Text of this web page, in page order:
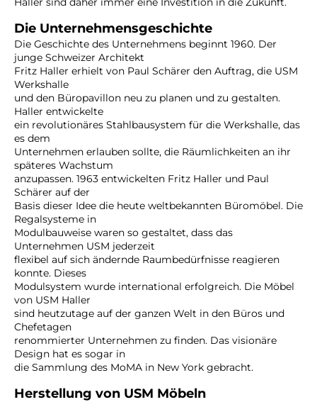
Die Unternehmensgeschichte
Die Geschichte des Unternehmens beginnt 1960. Der
junge Schweizer Architekt
Fritz Haller erhielt von Paul Schärer den Auftrag, die USM
Werkshalle
und den Büropavillon neu zu planen und zu gestalten.
Haller entwickelte
ein revolutionäres Stahlbausystem für die Werkshalle, das
es dem
Unternehmen erlauben sollte, die Räumlichkeiten an ihr
späteres Wachstum
anzupassen. 1963 entwickelten Fritz Haller und Paul
Schärer auf der
Basis dieser Idee die heute weltbekannten Büromöbel. Die
Regalsysteme in
Modulbauweise waren so gestaltet, dass das
Unternehmen USM jederzeit
flexibel auf sich ändernde Raumbedürfnisse reagieren
konnte. Dieses
Modulsystem wurde international erfolgreich. Die Möbel
von USM Haller
sind heutzutage auf der ganzen Welt in den Büros und
Chefetagen
renommierter Unternehmen zu finden. Das visionäre
Design hat es sogar in
die Sammlung des MoMA in New York gebracht.
Herstellung von USM Möbeln